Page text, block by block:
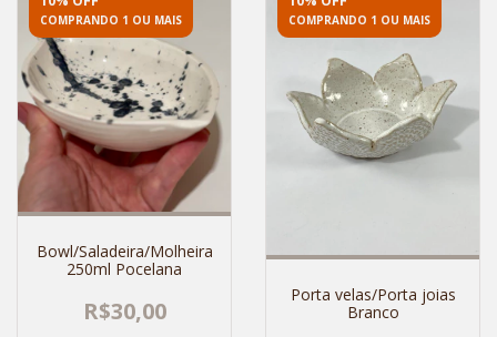
COMPRANDO 1 OU MAIS
Bowl/Saladeira/Molheira
250ml Pocelana
R$30,00
COMPRANDO 1 OU MAIS
Porta velas/Porta joias
Branco